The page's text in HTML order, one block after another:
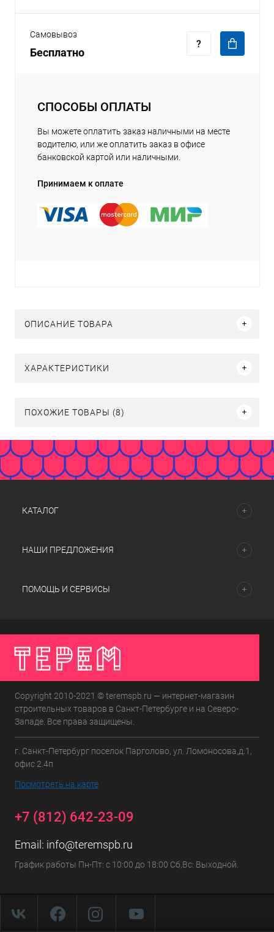
Самовывоз
Бесплатно
СПОСОБЫ ОПЛАТЫ
Вы можете оплатить заказ наличными на месте
водителю, или же оплатить заказ в офисе
банковской картой или наличными.
Принимаем к оплате
ОПИСАНИЕ ТОВАРА
ХАРАКТЕРИСТИКИ
ПОХОЖИЕ ТОВАРЫ (8)
КАТАЛОГ
НАШИ ПРЕДЛОЖЕНИЯ
ПОМОЩЬ И СЕРВИСЫ
Copyright 2010-2021 © teremspb.ru — интернет-магазин
строительных товаров в Санкт-Петербурге и на Северо-
Западе. Все права защищены.
г. Санкт-Петербург поселок Парголово, ул. Ломоносова,д.1,
офис 2.4п
Посмотреть на карте
+7 (812) 642-23-09
Email: info@teremspb.ru
График работы Пн-Пт: с 10:00 до 18:00 Сб,Вс: Выходной.